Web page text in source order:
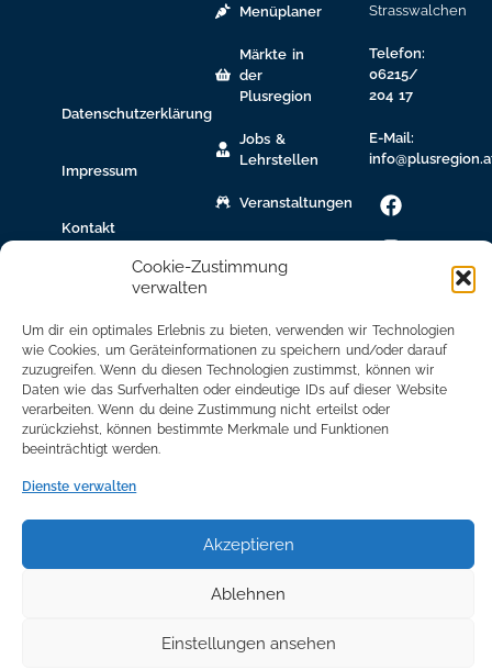
Cookie-Zustimmung
verwalten
Um dir ein optimales Erlebnis zu bieten, verwenden wir Technologien
wie Cookies, um Geräteinformationen zu speichern und/oder darauf
zuzugreifen. Wenn du diesen Technologien zustimmst, können wir
Daten wie das Surfverhalten oder eindeutige IDs auf dieser Website
verarbeiten. Wenn du deine Zustimmung nicht erteilst oder
zurückziehst, können bestimmte Merkmale und Funktionen
beeinträchtigt werden.
Dienste verwalten
Akzeptieren
Ablehnen
Einstellungen ansehen
Datenschutzerklärung
Impressum
Kontakt
Menüplaner
Märkte in
der
Plusregion
Jobs &
Lehrstellen
Veranstaltungen
gew.
Immobilien
Newsletter
Anmeldung
Mitglied
werden
Strasswalchen
Telefon:
06215/
204 17
E-Mail: